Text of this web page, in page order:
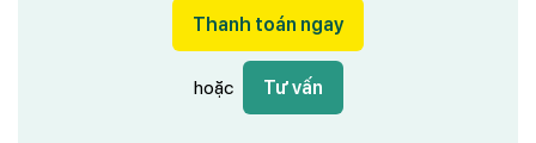
Thanh toán ngay
hoặc Tư vấn